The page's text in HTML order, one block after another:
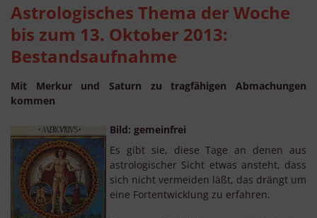
Astrologisches Thema der Woche
bis zum 13. Oktober 2013:
Bestandsaufnahme
Mit Merkur und Saturn zu tragfähigen Abmachungen
kommen
Bild: gemeinfrei
Es gibt sie, diese Tage an denen aus
astrologischer Sicht etwas ansteht, dass
sich nicht vermeiden läßt, das drängt um
eine Fortentwicklung zu erfahren.